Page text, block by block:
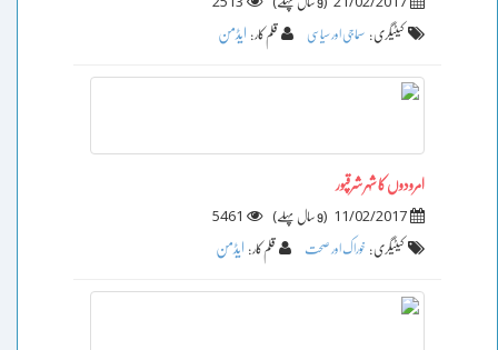
9 سال پہلے
کیٹیگری : سماجی اور سیاسی قلم کار : ایڈمن
امرودوں کا شہر شرقپور
11/02/2017
(9 سال پہلے )
5461
کیٹیگری : خوراک اور صحت قلم کار : ایڈمن